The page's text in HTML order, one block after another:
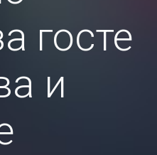
госте
и